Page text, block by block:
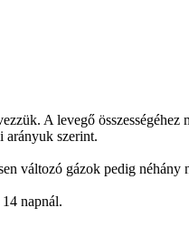
A levegő összességéhez
arányuk szerint.
változó gázok pedig néhány
napnál.